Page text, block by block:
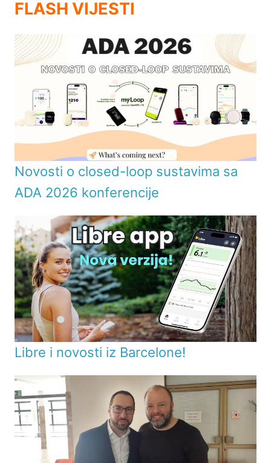
FLASH VIJESTI
Novosti o closed-loop sustavima sa
ADA 2026 konferencije
Libre i novosti iz Barcelone!